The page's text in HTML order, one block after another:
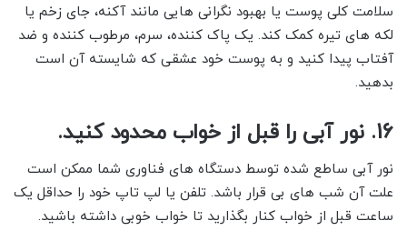
سلامت کلی پوست یا بهبود نگرانی هایی مانند آکنه، جای زخم یا
لکه های تیره کمک کند. یک پاک کننده، سرم، مرطوب کننده و ضد
آفتاب پیدا کنید و به پوست خود عشقی که شایسته آن است
بدهید.
16. نور آبی را قبل از خواب محدود کنید.
نور آبی ساطع شده توسط دستگاه های فناوری شما ممکن است
علت آن شب های بی قرار باشد. تلفن یا لپ تاپ خود را حداقل یک
ساعت قبل از خواب کنار بگذارید تا خواب خوبی داشته باشید.